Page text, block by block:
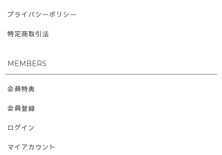
プライバシーポリシー
特定商取引法
MEMBERS
会員特典
会員登録
ログイン
マイアカウント